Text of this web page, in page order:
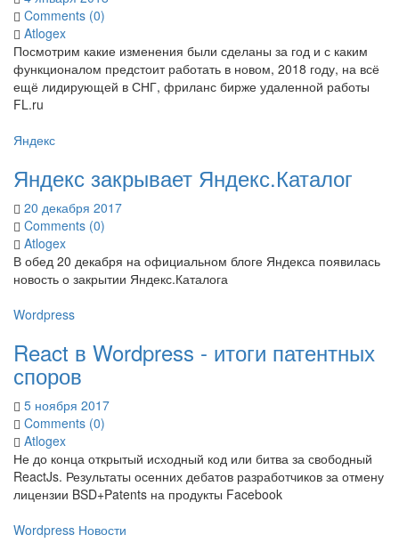
Comments (0)
Atlogex
Посмотрим какие изменения были сделаны за год и с каким
функционалом предстоит работать в новом, 2018 году, на всё
ещё лидирующей в СНГ, фриланс бирже удаленной работы
FL.ru
Яндекс
Яндекс закрывает Яндекс.Каталог
20 декабря 2017
Comments (0)
Atlogex
В обед 20 декабря на официальном блоге Яндекса появилась
новость о закрытии Яндекс.Каталога
Wordpress
React в Wordpress - итоги патентных
споров
5 ноября 2017
Comments (0)
Atlogex
Не до конца открытый исходный код или битва за свободный
ReactJs. Результаты осенних дебатов разработчиков за отмену
лицензии BSD+Patents на продукты Facebook
Wordpress Новости